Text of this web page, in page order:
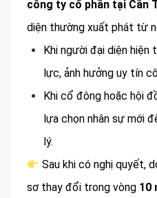
công ty cổ phần tại Cần
diện thường xuất phát từ
Khi người đại diện hiện
lực, ảnh hưởng uy tín
Khi cổ đông hoặc hội
lựa chọn nhân sự mới
lý.
Sau khi có nghị quyết,
sơ thay đổi trong vòng 10